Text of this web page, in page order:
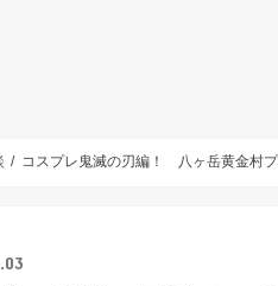
コスプレ鬼滅の刃編！ 八ヶ岳黄金村